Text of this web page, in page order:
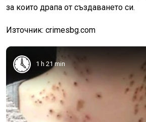
за които драпа от създаването си.
Източник: crimesbg.com
1 h 21 min